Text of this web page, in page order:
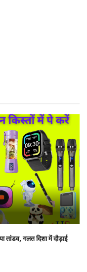
तांडव, गलत दिशा में दौड़ाई